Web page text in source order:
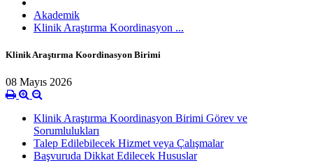
Akademik
Klinik Araştırma Koordinasyon ...
Klinik Araştırma Koordinasyon Birimi
08 Mayıs 2026
Klinik Araştırma Koordinasyon Birimi Görev ve
Sorumlulukları
Talep Edilebilecek Hizmet veya Çalışmalar
Başvuruda Dikkat Edilecek Hususlar